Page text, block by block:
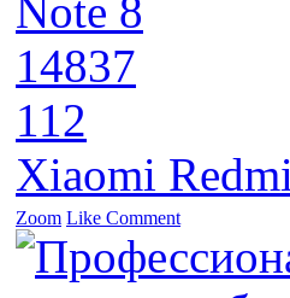
14837
112
Xiaomi
Zoom Like Comment